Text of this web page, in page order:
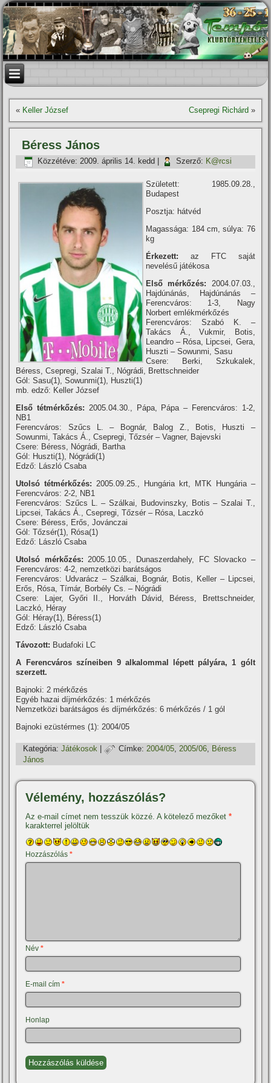
« Keller József Csepregi Richárd »
Béress János
Közzétéve: 2009. április 14. kedd Szerző: K@rcsi
Született: 1985.09.28.,
Budapest
Posztja: hátvéd
Magassága: 184 cm, súlya: 76
kg
Érkezett: az FTC saját
nevelésű játékosa
Első mérkőzés: 2004.07.03.,
Hajdúnánás, Hajdúnánás –
Ferencváros: 1-3, Nagy
Norbert emlékmérkőzés
Ferencváros: Szabó K. –
Takács Á., Vukmir, Botis,
Leandro – Rósa, Lipcsei, Gera,
Huszti – Sowunmi, Sasu
Csere: Berki, Szkukalek,
Béress, Csepregi, Szalai T., Nógrádi, Brettschneider
Gól: Sasu(1), Sowunmi(1), Huszti(1)
mb. edző: Keller József
Első tétmérkőzés: 2005.04.30., Pápa, Pápa – Ferencváros: 1-2,
NB1
Ferencváros: Szűcs L. – Bognár, Balog Z., Botis, Huszti –
Sowunmi, Takács Á., Csepregi, Tőzsér – Vagner, Bajevski
Csere: Béress, Nógrádi, Bartha
Gól: Huszti(1), Nógrádi(1)
Edző: László Csaba
Utolsó tétmérkőzés:2005.09.25., Hungária krt, MTK Hungária –
Ferencváros: 2-2, NB1
Ferencváros: Szűcs L. – Szálkai, Budovinszky, Botis – Szalai T.,
Lipcsei, Takács Á., Csepregi, Tőzsér – Rósa, Laczkó
Csere: Béress, Erős, Jovánczai
Gól: Tőzsér(1), Rósa(1)
Edző: László Csaba
Utolsó mérkőzés: 2005.10.05., Dunaszerdahely, FC Slovacko –
Ferencváros: 4-2, nemzetközi barátságos
Ferencváros: Udvarácz – Szálkai, Bognár, Botis, Keller – Lipcsei,
Erős, Rósa, Tí­már, Borbély Cs. – Nógrádi
Csere: Lajer, Győri II., Horváth Dávid, Béress, Brettschneider,
Laczkó, Héray
Gól: Héray(1), Béress(1)
Edző: László Csaba
Távozott: Budafoki LC
A Ferencváros szí­neiben 9 alkalommal lépett pályára, 1 gólt
szerzett.
Bajnoki: 2 mérkőzés
Egyéb hazai dí­jmérkőzés: 1 mérkőzés
Nemzetközi barátságos és dí­jmérkőzés: 6 mérkőzés / 1 gól
Bajnoki ezüstérmes (1): 2004/05
Kategória: Játékosok | Címke: 2004/05,2005/06, Béress
János
Vélemény, hozzászólás?
Az e-mail címet nem tesszük közzé. A kötelező mezőket*
karakterrel jelöltük
Hozzászólás*
Név*
E-mail cím*
Honlap